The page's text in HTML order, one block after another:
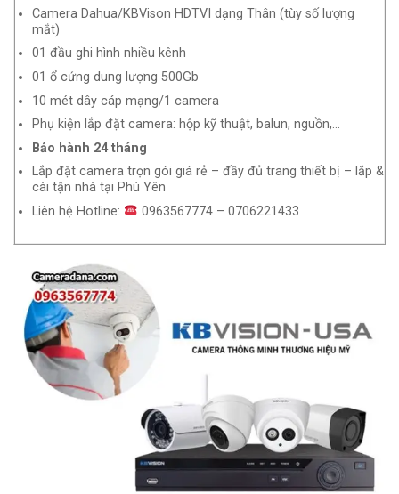
Camera Dahua/KBVison HDTVI dạng Thân (tùy số lượng
mắt)
01 đầu ghi hình nhiều kênh
01 ổ cứng dung lượng 500Gb
10 mét dây cáp mạng/1 camera
Phụ kiện lắp đặt camera: hộp kỹ thuật, balun, nguồn,…
Bảo hành 24 tháng
Lắp đặt camera trọn gói giá rẻ – đầy đủ trang thiết bị – lắp &
cài tận nhà tại Phú Yên
Liên hệ Hotline:
0963567774 – 0706221433